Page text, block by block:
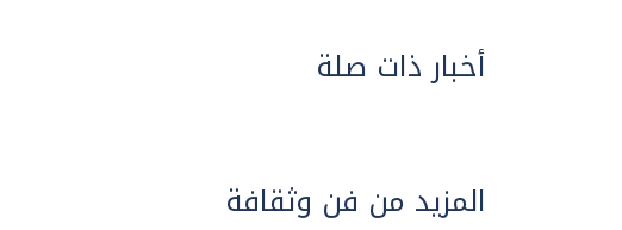
أخبار ذات صلة
المزيد من فن وثقافة